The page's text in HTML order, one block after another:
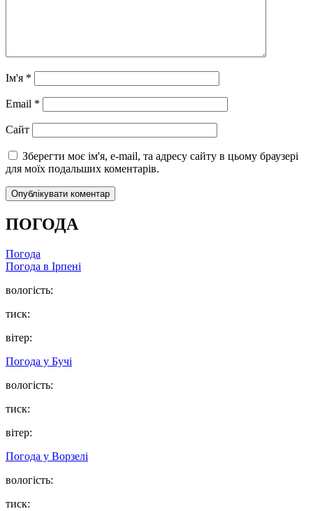
Ім'я *
Email *
Сайт
Зберегти моє ім'я, e-mail, та адресу сайту в цьому браузері
для моїх подальших коментарів.
ПОГОДА
Погода
Погода в Ірпені
вологість:
тиск:
вітер:
Погода у Бучі
вологість:
тиск:
вітер:
Погода у Ворзелі
вологість:
тиск: